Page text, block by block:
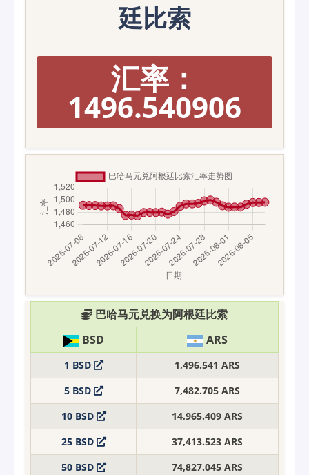
廷比索
汇率：
1496.540906
巴哈马元兑换为阿根廷比索
BSD
ARS
1 BSD
1,496.541 ARS
5 BSD
7,482.705 ARS
10 BSD
14,965.409 ARS
25 BSD
37,413.523 ARS
50 BSD
74,827.045 ARS